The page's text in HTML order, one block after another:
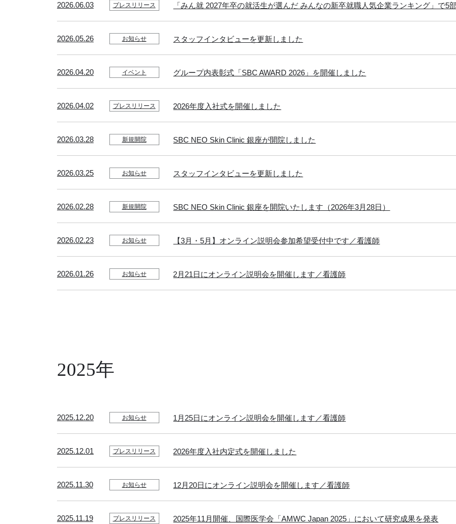
2026.06.03 プレスリリース 「みん就 2027年卒の就活生が選んだ みんなの新卒就職人気企業ランキング」で5
2026.05.26 お知らせ スタッフインタビューを更新しました
2026.04.20 イベント グループ内表彰式「SBC AWARD 2026」を開催しました
2026.04.02 プレスリリース 2026年度入社式を開催しました
2026.03.28 新規開院 SBC NEO Skin Clinic 銀座が開院しました
2026.03.25 お知らせ スタッフインタビューを更新しました
2026.02.28 新規開院 SBC NEO Skin Clinic 銀座を開院いたします（2026年3月28日）
2026.02.23 お知らせ 【3月・5月】オンライン説明会参加希望受付中です／看護師
2026.01.26 お知らせ 2月21日にオンライン説明会を開催します／看護師
2025年
2025.12.20 お知らせ 1月25日にオンライン説明会を開催します／看護師
2025.12.01 プレスリリース 2026年度入社内定式を開催しました
2025.11.30 お知らせ 12月20日にオンライン説明会を開催します／看護師
2025.11.19 プレスリリース 2025年11月開催、国際医学会「AMWC Japan 2025」において研究成果を発表